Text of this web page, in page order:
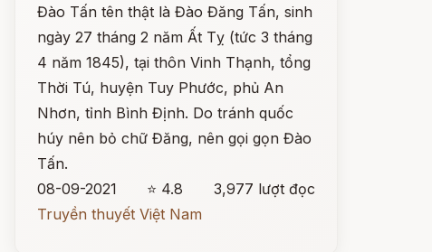
Đào Tấn tên thật là Đào Đăng Tấn, sinh
ngày 27 tháng 2 năm Ất Tỵ (tức 3 tháng
4 năm 1845), tại thôn Vinh Thạnh, tổng
Thời Tú, huyện Tuy Phước, phủ An
Nhơn, tỉnh Bình Định. Do tránh quốc
húy nên bỏ chữ Đăng, nên gọi gọn Đào
Tấn.
08-09-2021
⭐ 4.8
3,977 lượt đọc
Truyền thuyết Việt Nam